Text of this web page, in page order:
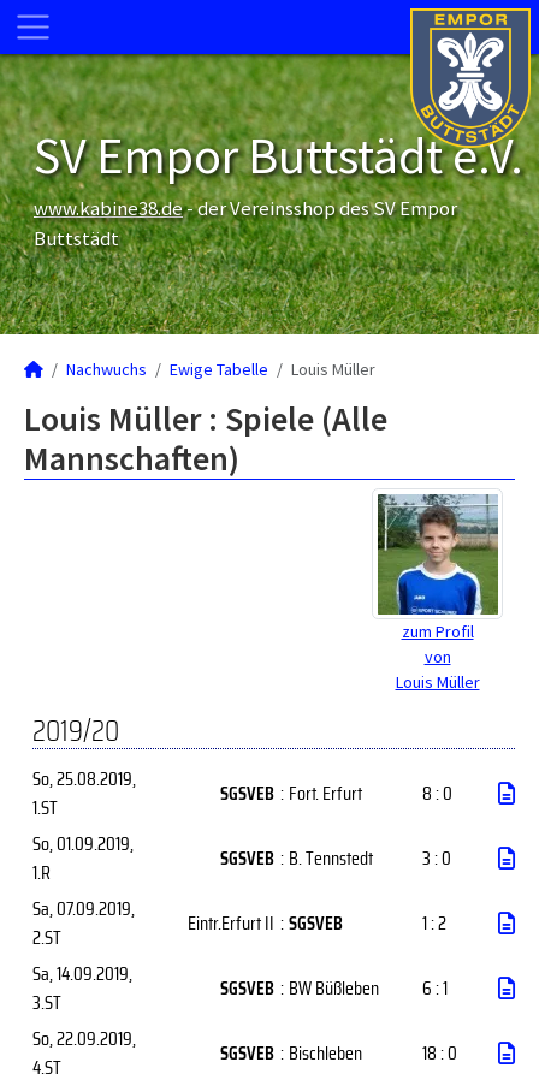
SV Empor Buttstädt e.V.
www.kabine38.de- der Vereinsshop des SV Empor
Buttstädt
Nachwuchs Ewige Tabelle Louis Müller
Louis Müller : Spiele (Alle
Mannschaften)
zum Profil
von
Louis Müller
2019/20
So, 25.08.2019,
1.ST
SGSVEB : Fort. Erfurt
8 : 0
So, 01.09.2019,
1.R
SGSVEB : B. Tennstedt
3 : 0
Sa, 07.09.2019,
2.ST
Eintr.Erfurt II :SGSVEB
1 : 2
Sa, 14.09.2019,
3.ST
SGSVEB : BW Büßleben
6 : 1
So, 22.09.2019,
4.ST
SGSVEB : Bischleben
18 : 0